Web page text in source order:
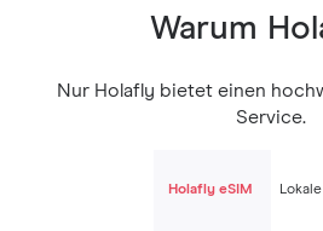
Warum
Nur Holafly bietet einen
Service.
Holafly eSIM